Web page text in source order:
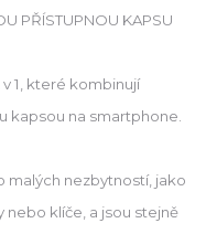
PŘÍSTUPNOU KAPSU
1, které kombinují
kapsou na smartphone.
malých nezbytností, jako
nebo klíče, a jsou stejně